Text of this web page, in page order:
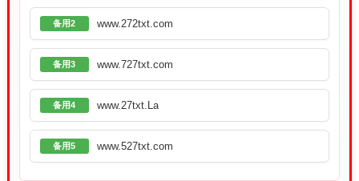
备用2 www.272txt.com
备用3 www.727txt.com
备用4 www.27txt.La
备用5 www.527txt.com